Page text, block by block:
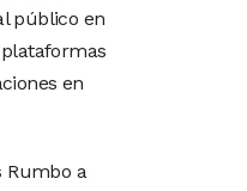
público en
en
Rumbo a